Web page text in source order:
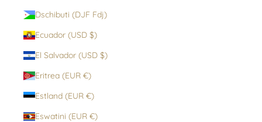
Dschibuti (DJF Fdj)
Ecuador (USD $)
El Salvador (USD $)
Eritrea (EUR €)
Estland (EUR €)
Eswatini (EUR €)